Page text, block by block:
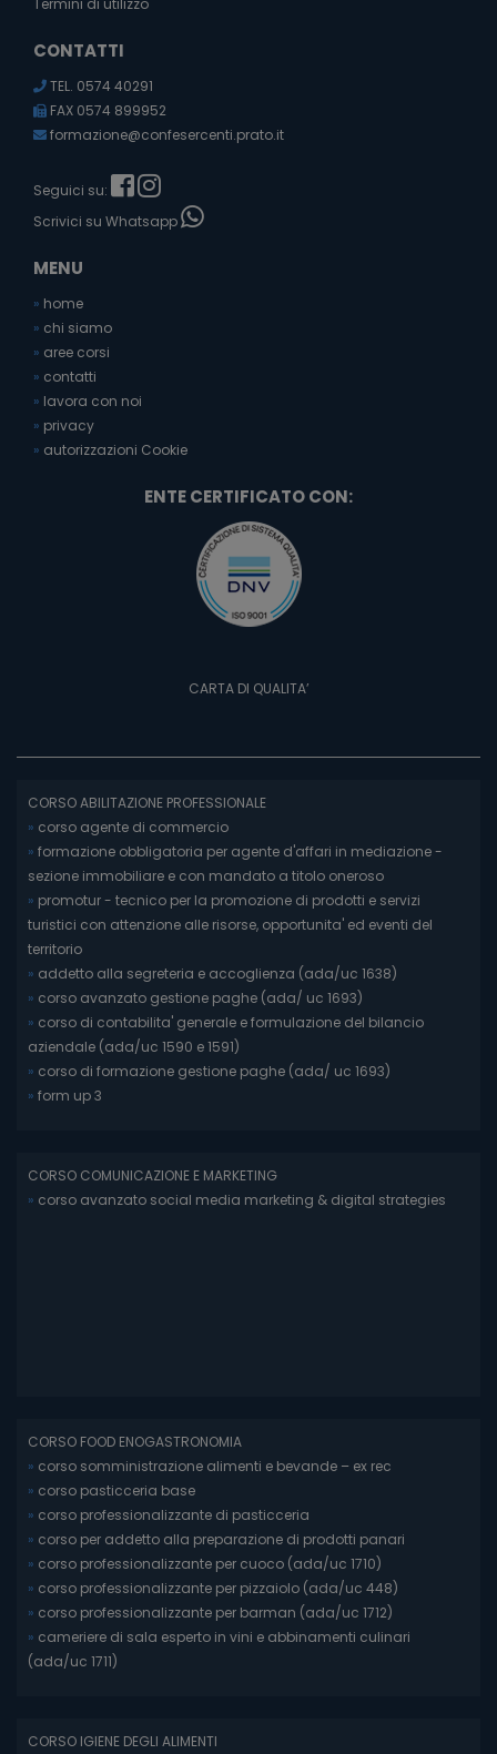
CONTATTI
TEL. 0574 40291
FAX 0574 899952
formazione@confesercenti.prato.it
Seguici su:
Scrivici su Whatsapp
MENU
» home
» chi siamo
» aree corsi
» contatti
» lavora con noi
» privacy
» autorizzazioni Cookie
ENTE CERTIFICATO CON:
CARTA DI QUALITA’
CORSO ABILITAZIONE PROFESSIONALE
» corso agente di commercio
» formazione obbligatoria per agente d'affari in mediazione -
sezione immobiliare e con mandato a titolo oneroso
» promotur - tecnico per la promozione di prodotti e servizi
turistici con attenzione alle risorse, opportunita' ed eventi del
territorio
» addetto alla segreteria e accoglienza (ada/uc 1638)
» corso avanzato gestione paghe (ada/ uc 1693)
» corso di contabilita' generale e formulazione del bilancio
aziendale (ada/uc 1590 e 1591)
» corso di formazione gestione paghe (ada/ uc 1693)
» form up 3
CORSO COMUNICAZIONE E MARKETING
» corso avanzato social media marketing & digital strategies
CORSO FOOD ENOGASTRONOMIA
» corso somministrazione alimenti e bevande – ex rec
» corso pasticceria base
» corso professionalizzante di pasticceria
» corso per addetto alla preparazione di prodotti panari
» corso professionalizzante per cuoco (ada/uc 1710)
» corso professionalizzante per pizzaiolo (ada/uc 448)
» corso professionalizzante per barman (ada/uc 1712)
» cameriere di sala esperto in vini e abbinamenti culinari
(ada/uc 1711)
CORSO IGIENE DEGLI ALIMENTI